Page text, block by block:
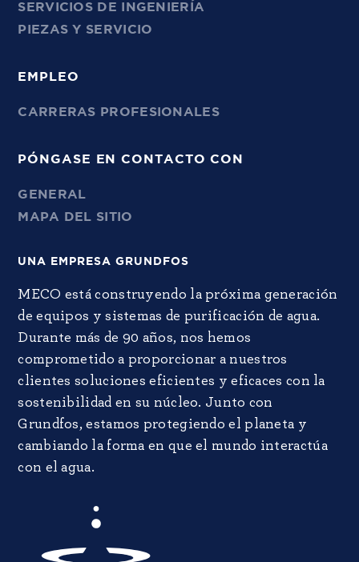
SERVICIOS DE INGENIERÍA
PIEZAS Y SERVICIO
EMPLEO
CARRERAS PROFESIONALES
PÓNGASE EN CONTACTO CON
GENERAL
MAPA DEL SITIO
UNA EMPRESA GRUNDFOS
MECO está construyendo la próxima generación
de equipos y sistemas de purificación de agua.
Durante más de 90 años, nos hemos
comprometido a proporcionar a nuestros
clientes soluciones eficientes y eficaces con la
sostenibilidad en su núcleo. Junto con
Grundfos, estamos protegiendo el planeta y
cambiando la forma en que el mundo interactúa
con el agua.